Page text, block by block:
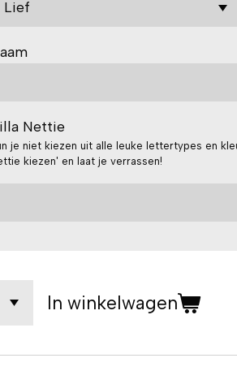
Nettie
je niet kiezen uit alle leuke lettertypes en
kiezen' en laat je verrassen!
In winkelwagen